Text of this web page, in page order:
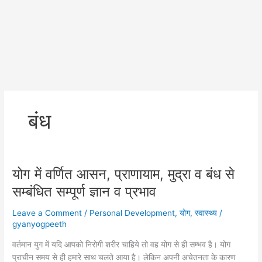
बंध
योग में वर्णित आसन, प्राणायाम, मुद्रा व बंध से
सम्बंधित सम्पूर्ण ज्ञान व प्रभाव
Leave a Comment / Personal Development,योग,स्वास्थ्य /
gyanyogpeeth
वर्तमान युग में यदि आपको निरोगी शरीर चाहिये तो वह योग से ही सम्भव है। योग
प्राचीन समय से ही हमारे साथ चलते आया है। लेकिन अपनी अचेतनता के कारण